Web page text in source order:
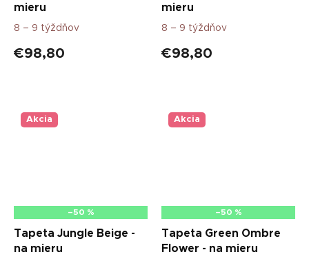
mieru
8 – 9 týždňov
€98,80
mieru
8 – 9 týždňov
€98,80
Akcia
–50 %
Tapeta Jungle Beige -
na mieru
Akcia
–50 %
Tapeta Green Ombre
Flower - na mieru